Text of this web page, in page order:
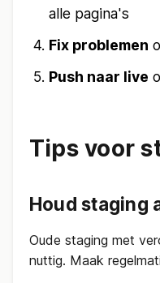
alle pagina's
Fix problemen
Push naar live
Tips voor
Houd staging
Oude staging met
nuttig. Maak